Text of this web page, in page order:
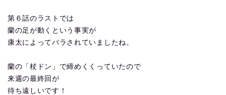
第６話のラストでは
蘭の足が動くという事実が
康太によってバラされていましたね。
蘭の「杖ドン」で締めくくっていたので
来週の最終回が
待ち遠しいです！